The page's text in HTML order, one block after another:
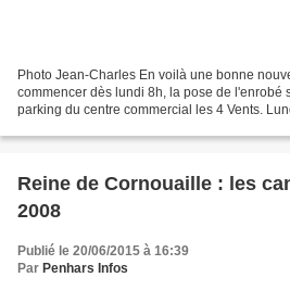
Photo Jean-Charles En voilà une bonne
commencer dès lundi 8h, la pose de l'enrobé
parking du centre commercial les 4 Vents.
Reine de Cornouaille : les
2008
Publié le 20/06/2015 à 16:39
Par Penhars Infos